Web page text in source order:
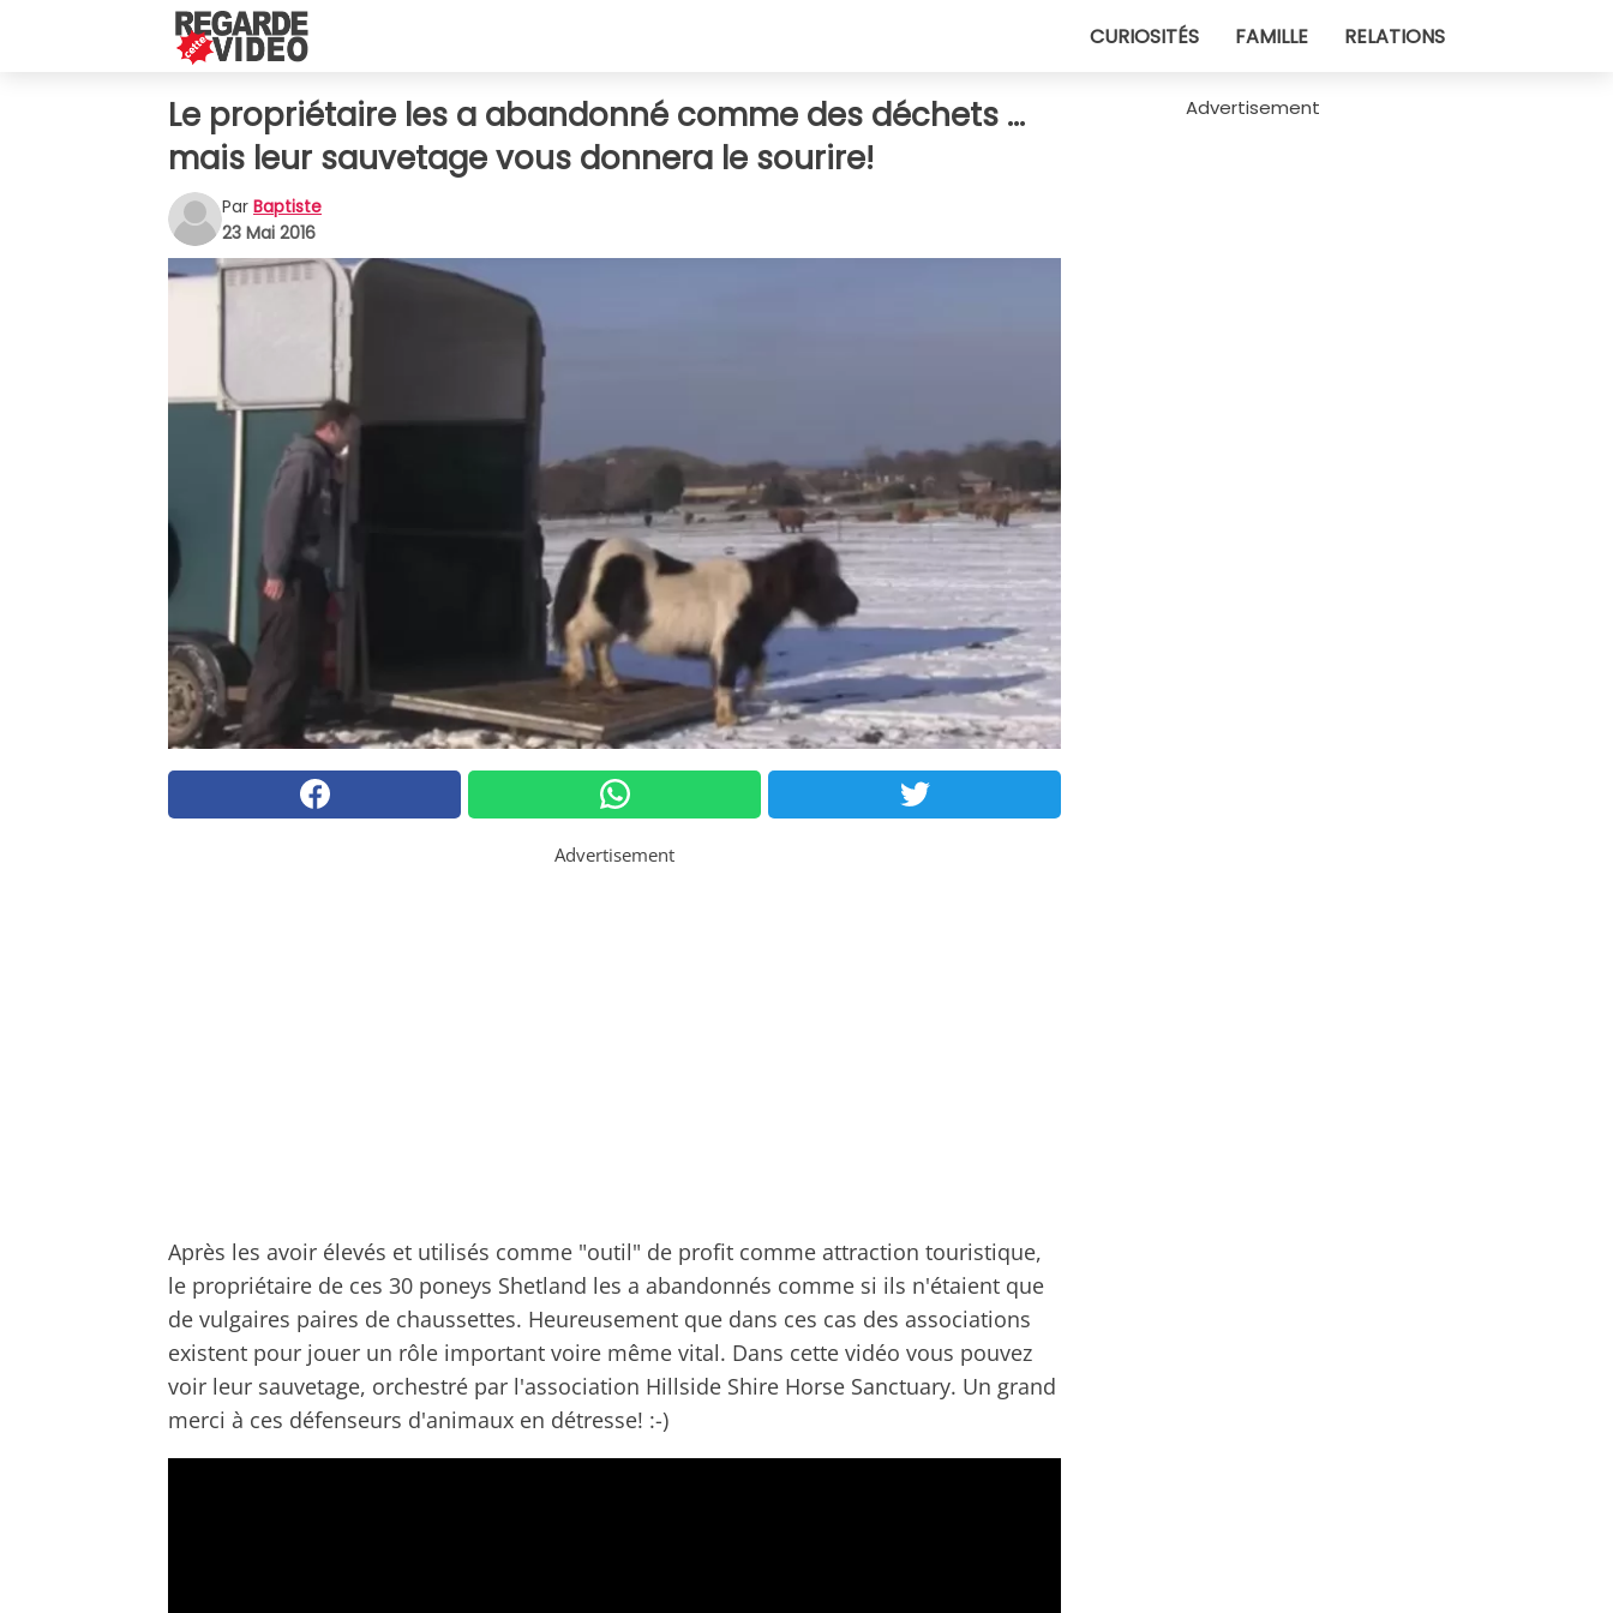
CURIOSITÉS FAMILLE RELATIONS
Le propriétaire les a abandonné comme des déchets ...
mais leur sauvetage vous donnera le sourire!
Par Baptiste
23 Mai 2016
Advertisement
Après les avoir élevés et utilisés comme "outil" de profit comme attraction touristique,
le propriétaire de ces 30 poneys Shetland les a abandonnés comme si ils n'étaient que
de vulgaires paires de chaussettes. Heureusement que dans ces cas des associations
existent pour jouer un rôle important voire même vital. Dans cette vidéo vous pouvez
voir leur sauvetage, orchestré par l'association Hillside Shire Horse Sanctuary. Un grand
merci à ces défenseurs d'animaux en détresse! :-)
Advertisement